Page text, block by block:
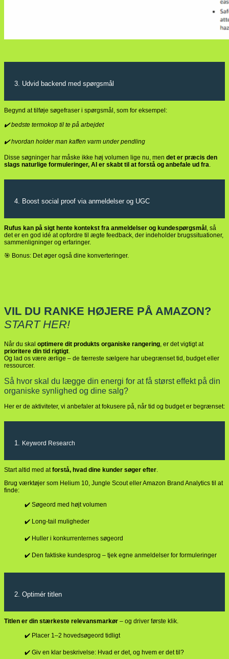
3. Udvid backend med spørgsmål
Begynd at tilføje søgefraser i spørgsmål, som for eksempel:
✔️ bedste termokop til te på arbejdet
✔️ hvordan holder man kaffen varm under pendling
Disse søgninger har måske ikke høj volumen lige nu, men det er præcis den
slags naturlige formuleringer, AI er skabt til at forstå og anbefale ud fra
4. Boost social proof via anmeldelser og UGC
Rufus kan på sigt hente kontekst fra anmeldelser og kundespørgsmål , så
det er en god idé at opfordre til ægte feedback, der indeholder brugssituationer,
sammenligninger og erfaringer.
🎯 Bonus: Det øger også dine konverteringer.
VIL DU RANKE HØJERE PÅ AMAZON?
START HER!
Når du skal optimere dit produkts organiske rangering, er det vigtigt at
prioritere din tid rigtigt.
Og lad os være ærlige – de færreste sælgere har ubegrænset tid, budget eller
ressourcer.
Så hvor skal du lægge din energi for at få størst effekt på din
organiske synlighed og dine salg?
Her er de aktiviteter, vi anbefaler at fokusere på, når tid og budget er begrænset:
1. Keyword Research
Start altid med atforstå, hvad dine kunder søger efter.
Brug værktøjer som Helium 10, Jungle Scout eller Amazon Brand Analytics til at
finde:
✔️ Søgeord med højt volumen
✔️ Long-tail muligheder
✔️ Huller i konkurrenternes søgeord
✔️ Den faktiske kundesprog – tjek egne anmeldelser for formuleringer
2. Optimér titlen
Titlen er din stærkeste relevansmarkør – og driver første klik.
✔️ Placer 1–2 hovedsøgeord tidligt
✔️ Giv en klar beskrivelse: Hvad er det, og hvem er det til?